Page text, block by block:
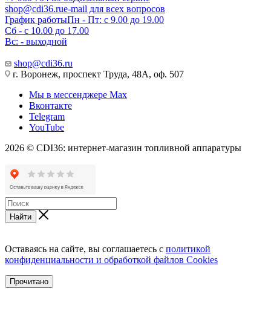
shop@cdi36.rue-mail для всех вопросов
График работыПн - Пт: с 9.00 до 19.00
Сб - с 10.00 до 17.00
Вс: - выходной
shop@cdi36.ru
г. Воронеж, проспект Труда, 48А, оф. 507
Мы в мессенджере Max
Вконтакте
Telegram
YouTube
2026 © CDI36: интернет-магазин топливной аппаратуры
Найти
Оставаясь на сайте, вы соглашаетесь с политикой
конфиденциальности и обработкой файлов Cookies
Прочитано